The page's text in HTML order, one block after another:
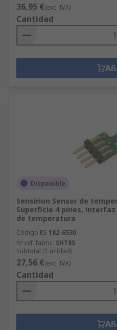
36,95 €(exc. IVA)
Cantidad
Disponible
Sensirion Sensor de
Superficie 4 pines,
de temperatura
Código RS 182-6530
Nº ref. fabric. SHT85
Subtotal (1 unidad)
27,56 €(exc. IVA)
Cantidad